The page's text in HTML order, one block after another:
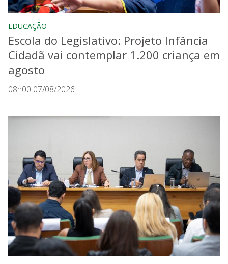
EDUCAÇÃO
Escola do Legislativo: Projeto Infância
Cidadã vai contemplar 1.200 criança em
agosto
08h00 07/08/2026